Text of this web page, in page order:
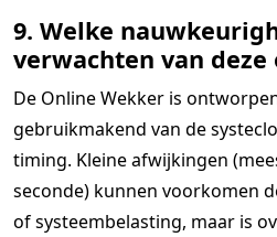
9. Welke
verwachten van
De Online Wekker is
gebruikmakend van de
timing. Kleine afwijkingen
seconde) kunnen voorkomen
of systeembelasting, maar is